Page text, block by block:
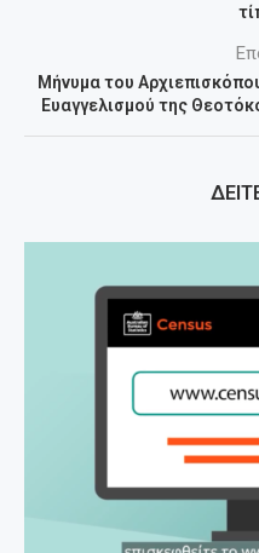
Μήνυμα του
Ευαγγελισμού της